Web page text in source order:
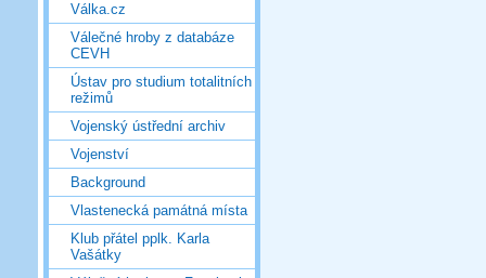
Válka.cz
Válečné hroby z databáze
CEVH
Ústav pro studium totalitních
režimů
Vojenský ústřední archiv
Vojenství
Background
Vlastenecká památná místa
Klub přátel pplk. Karla
Vašátky